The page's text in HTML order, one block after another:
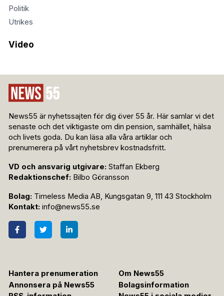
Politik
Utrikes
Video
News55 är nyhetssajten för dig över 55 år. Här samlar vi det
senaste och det viktigaste om din pension, samhället, hälsa
och livets goda. Du kan läsa alla våra artiklar och
prenumerera på vårt nyhetsbrev kostnadsfritt.
VD och ansvarig utgivare: Staffan Ekberg
Redaktionschef: Bilbo Göransson
Bolag: Timeless Media AB, Kungsgatan 9, 111 43 Stockholm
Kontakt: info@news55.se
Hantera prenumeration
Om News55
Annonsera på News55
Bolagsinformation